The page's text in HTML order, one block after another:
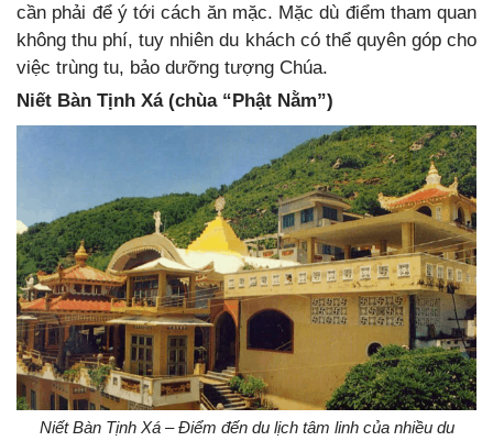
cần phải để ý tới cách ăn mặc. Mặc dù điểm tham quan
không thu phí, tuy nhiên du khách có thể quyên góp cho
việc trùng tu, bảo dưỡng tượng Chúa.
Niết Bàn Tịnh Xá (chùa “Phật Nằm”)
Niết Bàn Tịnh Xá – Điểm đến du lịch tâm linh của nhiều du